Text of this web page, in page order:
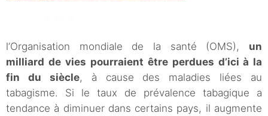
l’Organisation mondiale de la santé (OMS), un
milliard de vies pourraient être perdues d’ici à la
fin du siècle, à cause des maladies liées au
tabagisme. Si le taux de prévalence tabagique a
tendance à diminuer dans certains pays, il augmente